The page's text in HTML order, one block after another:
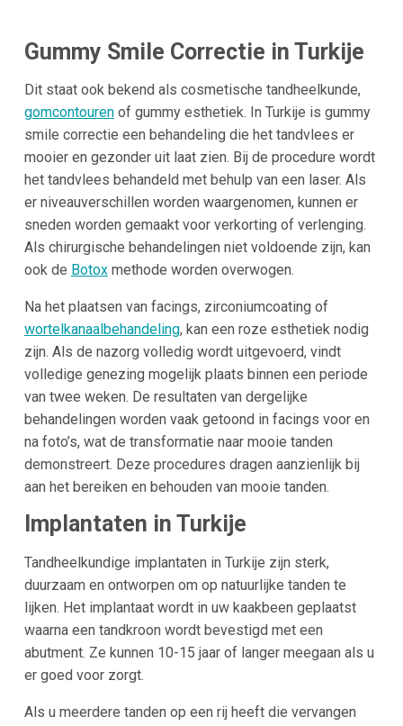
Gummy Smile Correctie in Turkije
Dit staat ook bekend als cosmetische tandheelkunde,
gomcontourenof gummy esthetiek. In Turkije is gummy
smile correctie een behandeling die het tandvlees er
mooier en gezonder uit laat zien. Bij de procedure wordt
het tandvlees behandeld met behulp van een laser. Als
er niveauverschillen worden waargenomen, kunnen er
sneden worden gemaakt voor verkorting of verlenging.
Als chirurgische behandelingen niet voldoende zijn, kan
ook de Botoxmethode worden overwogen.
Na het plaatsen van facings, zirconiumcoating of
wortelkanaalbehandeling, kan een roze esthetiek nodig
zijn. Als de nazorg volledig wordt uitgevoerd, vindt
volledige genezing mogelijk plaats binnen een periode
van twee weken. De resultaten van dergelijke
behandelingen worden vaak getoond in facings voor en
na foto’s, wat de transformatie naar mooie tanden
demonstreert. Deze procedures dragen aanzienlijk bij
aan het bereiken en behouden van mooie tanden.
Implantaten in Turkije
Tandheelkundige implantaten in Turkije zijn sterk,
duurzaam en ontworpen om op natuurlijke tanden te
lijken. Het implantaat wordt in uw kaakbeen geplaatst
waarna een tandkroon wordt bevestigd met een
abutment. Ze kunnen 10-15 jaar of langer meegaan als u
er goed voor zorgt.
Als u meerdere tanden op een rij heeft die vervangen